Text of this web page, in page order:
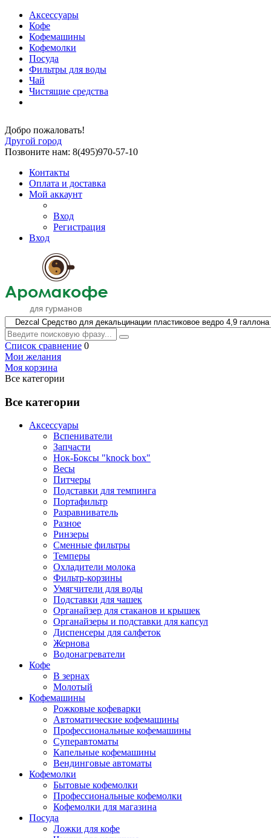
Аксессуары
Кофе
Кофемашины
Кофемолки
Посуда
Фильтры для воды
Чай
Чистящие средства
Добро пожаловать!
Другой город
Позвоните нам: 8(495)970-57-10
Контакты
Оплата и доставка
Мой аккаунт
Вход
Регистрация
Вход
Список сравнение 0
Мои желания
Моя корзина
Все категории
Все категории
Аксессуары
Вспениватели
Запчасти
Нок-Боксы "knock box"
Весы
Питчеры
Подставки для темпинга
Портафильтр
Разравниватель
Разное
Ринзеры
Сменные фильтры
Темперы
Охладители молока
Фильтр-корзины
Умягчители для воды
Подставки для чашек
Органайзер для стаканов и крышек
Органайзеры и подставки для капсул
Диспенсеры для салфеток
Жернова
Водонагреватели
Кофе
В зернах
Молотый
Кофемашины
Рожковые кофеварки
Автоматические кофемашины
Профессиональные кофемашины
Суперавтоматы
Капельные кофемашины
Вендинговые автоматы
Кофемолки
Бытовые кофемолки
Профессиональные кофемолки
Кофемолки для магазина
Посуда
Ложки для кофе